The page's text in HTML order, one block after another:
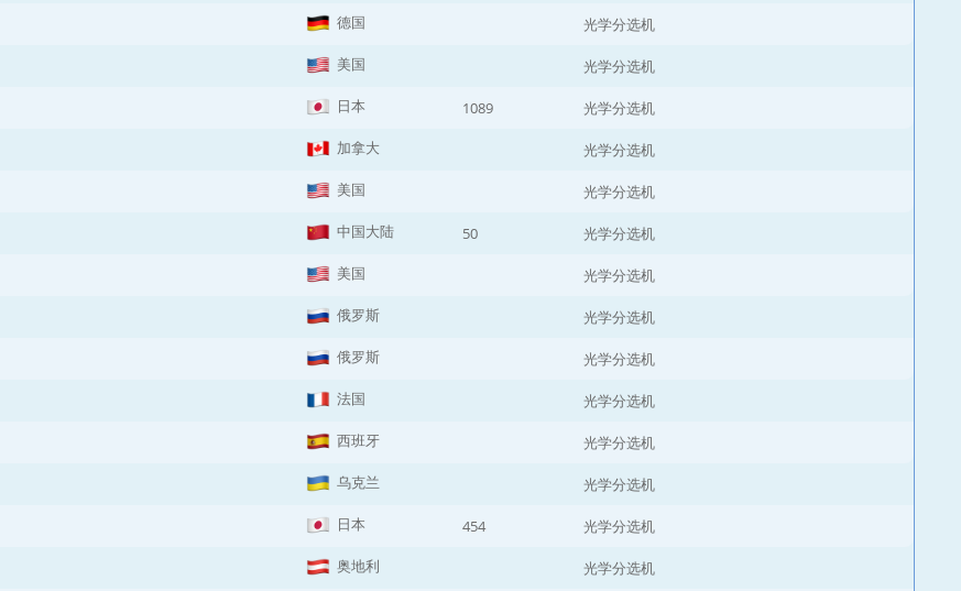
德国 光学分选机
美国 光学分选机
日本 1089 光学分选机
加拿大 光学分选机
美国 光学分选机
中国大陆 50 光学分选机
美国 光学分选机
俄罗斯 光学分选机
俄罗斯 光学分选机
法国 光学分选机
西班牙 光学分选机
乌克兰 光学分选机
日本 454 光学分选机
奥地利 光学分选机